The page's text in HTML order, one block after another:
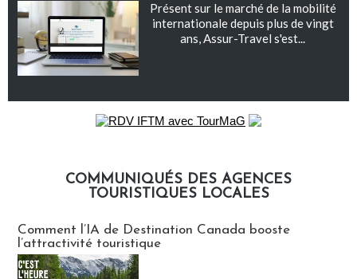
Présent sur le marché de la mobilité
internationale depuis plus de vingt
ans, Assur-Travel s'est...
COMMUNIQUÉS DES AGENCES
TOURISTIQUES LOCALES
Comment l’IA de Destination Canada booste
l’attractivité touristique